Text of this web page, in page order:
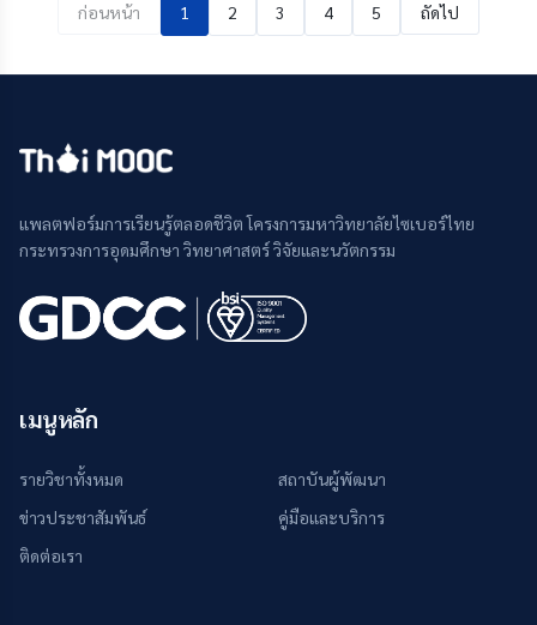
ก่อนหน้า
1 2 3 4 5 ถัดไป
แพลตฟอร์มการเรียนรู้ตลอดชีวิต โครงการมหาวิทยาลัยไซเบอร์ไทย
กระทรวงการอุดมศึกษา วิทยาศาสตร์ วิจัยและนวัตกรรม
เมนูหลัก
รายวิชาทั้งหมด
สถาบันผู้พัฒนา
ข่าวประชาสัมพันธ์
คู่มือและบริการ
ติดต่อเรา